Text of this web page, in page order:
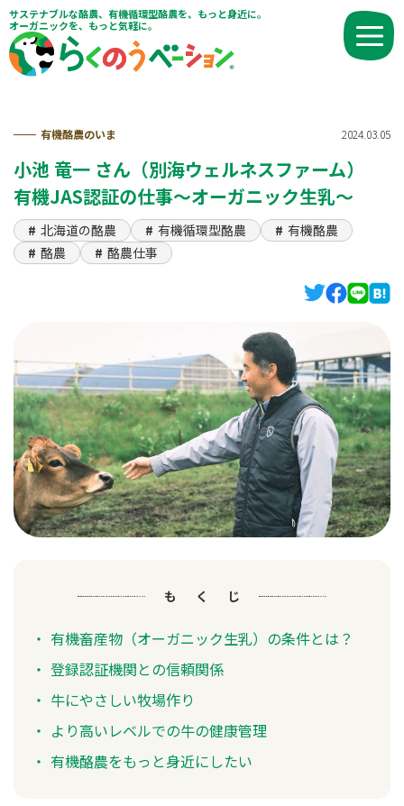
サステナブルな酪農、有機循環型酪農を、もっと身近に。
オーガニックを、もっと気軽に。
有機酪農のいま 2024.03.05
小池 竜一 さん（別海ウェルネスファーム）
有機JAS認証の仕事～オーガニック生乳～
北海道の酪農 有機循環型酪農
有機酪農
酪農
酪農仕事
もくじ
有機畜産物（オーガニック生乳）の条件とは？
登録認証機関との信頼関係
牛にやさしい牧場作り
より高いレベルでの牛の健康管理
有機酪農をもっと身近にしたい